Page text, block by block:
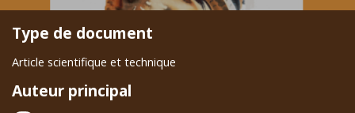
Type de document
Article scientifique et technique
Auteur principal